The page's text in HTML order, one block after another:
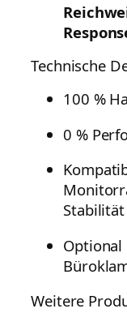
Technische
100 %
0 %
Stabilität
Optional
Weitere